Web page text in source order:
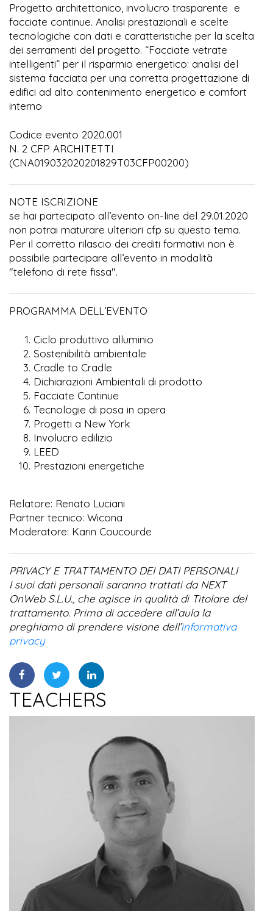
Progetto architettonico, involucro trasparente e
facciate continue. Analisi prestazionali e scelte
tecnologiche con dati e caratteristiche per la scelta
dei serramenti del progetto. “Facciate vetrate
intelligenti” per il risparmio energetico: analisi del
sistema facciata per una corretta progettazione di
edifici ad alto contenimento energetico e comfort
interno
Codice evento 2020.001
N. 2 CFP ARCHITETTI
(CNA019032020201829T03CFP00200)
NOTE ISCRIZIONE
se hai partecipato all’evento on-line del 29.01.2020
non potrai maturare ulteriori cfp su questo tema.
Per il corretto rilascio dei crediti formativi non è
possibile partecipare all’evento in modalità
"telefono di rete fissa".
PROGRAMMA DELL’EVENTO
Ciclo produttivo alluminio
Sostenibilità ambientale
Cradle to Cradle
Dichiarazioni Ambientali di prodotto
Facciate Continue
Tecnologie di posa in opera
Progetti a New York
Involucro edilizio
LEED
Prestazioni energetiche
Relatore: Renato Luciani
Partner tecnico: Wicona
Moderatore: Karin Coucourde
PRIVACY E TRATTAMENTO DEI DATI PERSONALI
I suoi dati personali saranno trattati da NEXT
OnWeb S.L.U., che agisce in qualità di Titolare del
trattamento. Prima di accedere all’aula la
preghiamo di prendere visione dell’informativa
privacy
TEACHERS